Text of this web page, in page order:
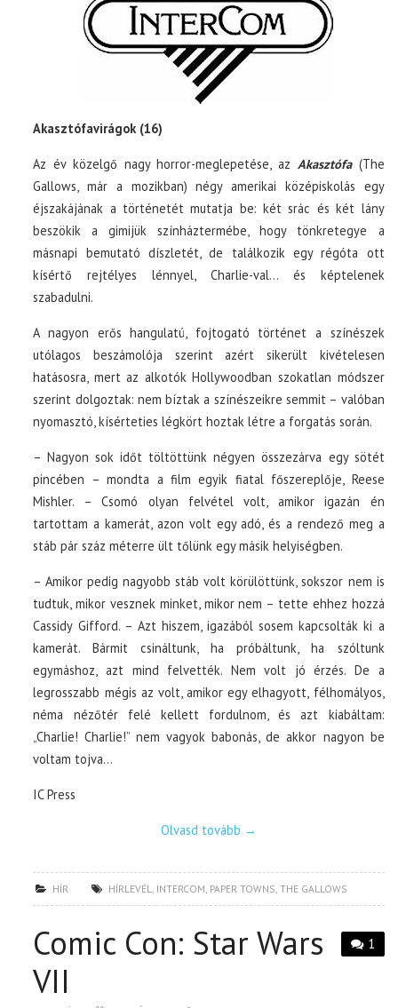
Akasztófavirágok (16)
Az év közelgő nagy horror-meglepetése, az Akasztófa(The
Gallows, már a mozikban) négy amerikai középiskolás egy
éjszakájának a történetét mutatja be: két srác és két lány
beszökik a gimijük színháztermébe, hogy tönkretegye a
másnapi bemutató díszletét, de találkozik egy régóta ott
kísértő rejtélyes lénnyel, Charlie-val… és képtelenek
szabadulni.
A nagyon erős hangulatú, fojtogató történet a színészek
utólagos beszámolója szerint azért sikerült kivételesen
hatásosra, mert az alkotók Hollywoodban szokatlan módszer
szerint dolgoztak: nem bíztak a színészeikre semmit – valóban
nyomasztó, kísérteties légkört hoztak létre a forgatás során.
– Nagyon sok időt töltöttünk négyen összezárva egy sötét
pincében – mondta a film egyik fiatal főszereplője, Reese
Mishler. – Csomó olyan felvétel volt, amikor igazán én
tartottam a kamerát, azon volt egy adó, és a rendező meg a
stáb pár száz méterre ült tőlünk egy másik helyiségben.
– Amikor pedig nagyobb stáb volt körülöttünk, sokszor nem is
tudtuk, mikor vesznek minket, mikor nem – tette ehhez hozzá
Cassidy Gifford. – Azt hiszem, igazából sosem kapcsolták ki a
kamerát. Bármit csináltunk, ha próbáltunk, ha szóltunk
egymáshoz, azt mind felvették. Nem volt jó érzés. De a
legrosszabb mégis az volt, amikor egy elhagyott, félhomályos,
néma nézőtér felé kellett fordulnom, és azt kiabáltam:
„Charlie! Charlie!” nem vagyok babonás, de akkor nagyon be
voltam tojva…
IC Press
Olvasd tovább →
HÍR HÍRLEVÉL, INTERCOM, PAPER TOWNS,THE GALLOWS
1
Comic Con: Star Wars
VII